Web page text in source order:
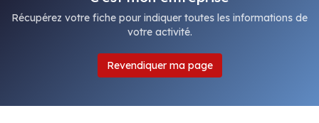
Récupérez votre fiche pour indiquer toutes les informations de
votre activité.
Revendiquer ma page